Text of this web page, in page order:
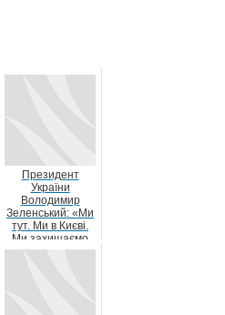
Президент
України
Володимир
Зеленський: «Ми
тут. Ми в Києві.
Ми захищаємо
Україну!»